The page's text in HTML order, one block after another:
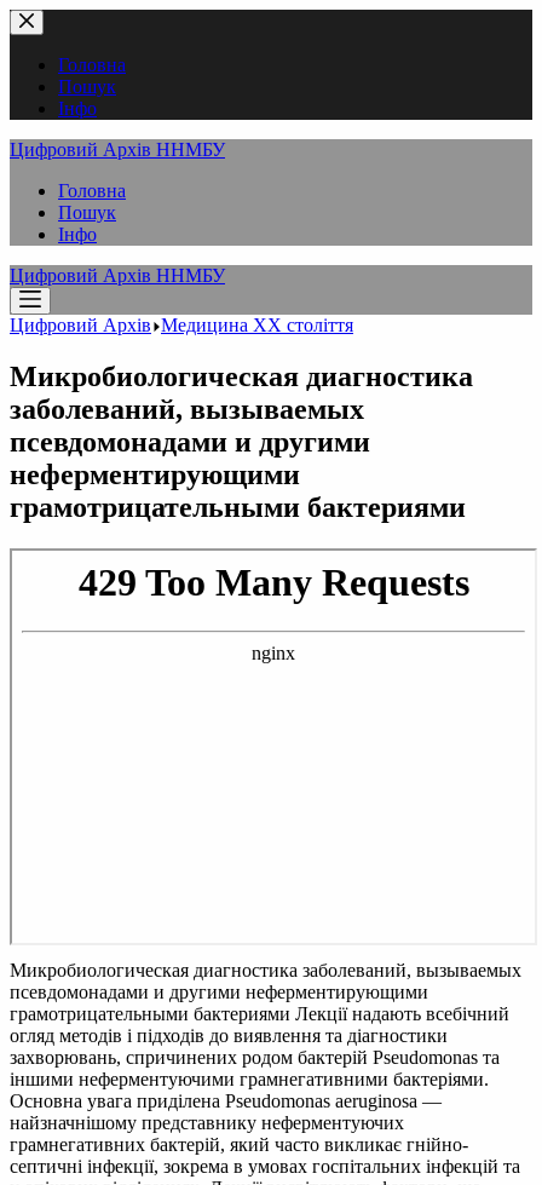
Перейти
до
вмістуГоловна
Пошук
Інфо
Цифровий Архів ННМБУ
Головна
Пошук
Інфо
Цифровий Архів ННМБУ
Цифровий Архів Медицина XX століття
Микробиологическая диагностика
заболеваний, вызываемых
псевдомонадами и другими
неферментирующими
грамотрицательными бактериями
Микробиологическая диагностика заболеваний, вызываемых
псевдомонадами и другими неферментирующими
грамотрицательными бактериями Лекції надають всебічний
огляд методів і підходів до виявлення та діагностики
захворювань, спричинених родом бактерій Pseudomonas та
іншими неферментуючими грамнегативними бактеріями.
Основна увага приділена Pseudomonas aeruginosa —
найзначнішому представнику неферментуючих
грамнегативних бактерій, який часто викликає гнійно-
септичні інфекції, зокрема в умовах госпітальних інфекцій та